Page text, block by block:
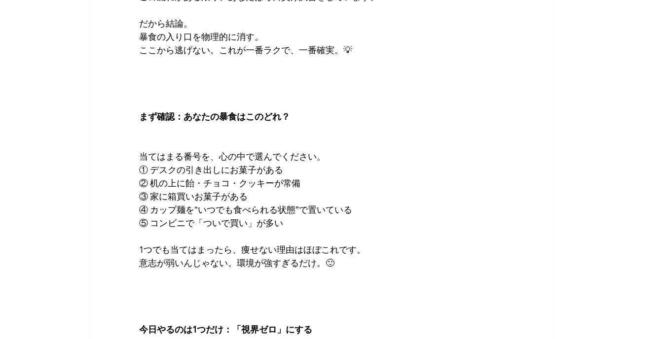
だから結論。
暴食の入り口を物理的に消す。
ここから逃げない。これが一番ラクで、一番確実。💡
まず確認：あなたの暴食はこのどれ？
当てはまる番号を、心の中で選んでください。
① デスクの引き出しにお菓子がある
② 机の上に飴・チョコ・クッキーが常備
③ 家に箱買いお菓子がある
④ カップ麺を“いつでも食べられる状態”で置いている
⑤ コンビニで「ついで買い」が多い
1つでも当てはまったら、痩せない理由はほぼこれです。
意志が弱いんじゃない。環境が強すぎるだけ。🙂
今日やるのは1つだけ：「視界ゼロ」にする